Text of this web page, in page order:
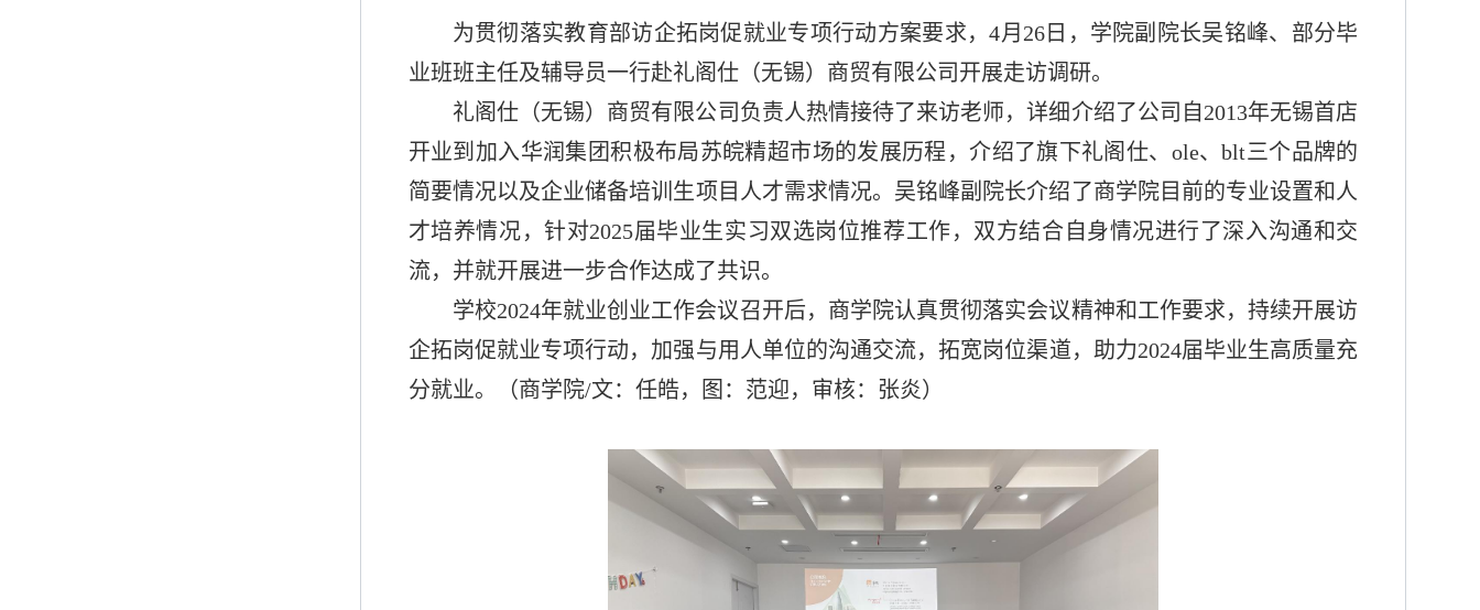
为贯彻落实教育部访企拓岗促就业专项行动方案要求，4月 26日，学院副院长吴铭峰、部分毕
业班班主任及辅导员一行赴礼阁仕（无锡）商贸有限公司开展走访调研。
礼阁仕（无锡）商贸有限公司负责人热情接待了来访老师，详细介绍了公司自 2013年无锡首店
开业到加入华润集团积极布局苏皖精超市场的发展历程，介绍了旗下礼阁仕、 ole、blt三个品牌的
简要情况以及企业储备培训生项目人才需求情况。吴铭峰副院长介绍了商学院目前的专业设置和人
才培养情况，针对2025届毕业生实习双选岗位推荐工作，双方结合自身情况进行了深入沟通和交
流，并就开展进一步合作达成了共识。
学校2024年就业创业工作会议召开后，商学院认真贯彻落实会议精神和工作要求，持续开展访
企拓岗促就业专项行动，加强与用人单位的沟通交流，拓宽岗位渠道，助力2024届毕业生高质量充
分就业。（商学院/文：任皓，图：范迎，审核：张炎）